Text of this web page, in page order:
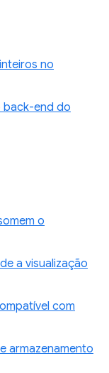
no
back-end do
o
a visualização
com
armazenamento